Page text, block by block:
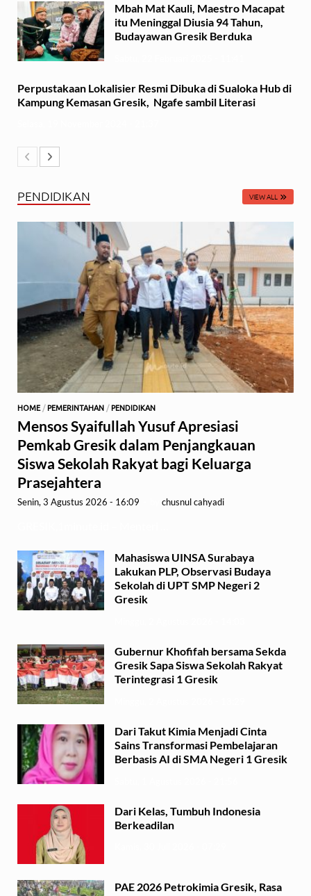
Mbah Mat Kauli, Maestro Macapat
itu Meninggal Diusia 94 Tahun,
Budayawan Gresik Berduka
Perpustakaan Lokalisier Resmi Dibuka di Sualoka Hub di
Kampung Kemasan Gresik, Ngafe sambil Literasi
PENDIDIKAN VIEW ALL
HOME / PEMERINTAHAN / PENDIDIKAN
Mensos Syaifullah Yusuf Apresiasi
Pemkab Gresik dalam Penjangkauan
Siswa Sekolah Rakyat bagi Keluarga
Prasejahtera
Senin, 3 Agustus 2026 - 16:09 chusnul cahyadi
Mahasiswa UINSA Surabaya
Lakukan PLP, Observasi Budaya
Sekolah di UPT SMP Negeri 2
Gresik
Gubernur Khofifah bersama Sekda
Gresik Sapa Siswa Sekolah Rakyat
Terintegrasi 1 Gresik
Dari Takut Kimia Menjadi Cinta
Sains Transformasi Pembelajaran
Berbasis AI di SMA Negeri 1 Gresik
Dari Kelas, Tumbuh Indonesia
Berkeadilan
PAE 2026 Petrokimia Gresik, Rasa